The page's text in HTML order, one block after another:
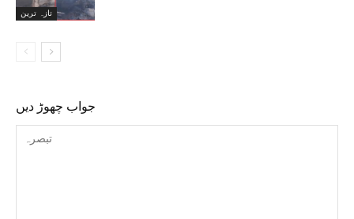
تازہ ترین
جواب چھوڑ دیں